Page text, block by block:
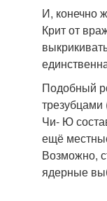
И, конечно
Крит от
Подобный
трезубцами
Чи- Ю
ещё
Возможно,
ядерные